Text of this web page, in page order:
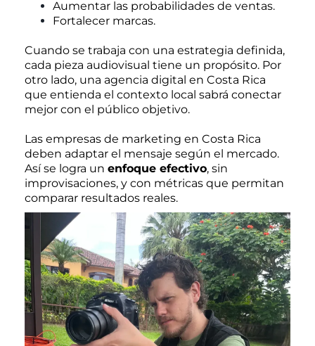
Aumentar las probabilidades de ventas.
Fortalecer marcas.
Cuando se trabaja con una estrategia definida,
cada pieza audiovisual tiene un propósito. Por
otro lado, una agencia digital en Costa Rica
que entienda el contexto local sabrá conectar
mejor con el público objetivo.
Las empresas de marketing en Costa Rica
deben adaptar el mensaje según el mercado.
Así se logra un enfoque efectivo, sin
improvisaciones, y con métricas que permitan
comparar resultados reales.